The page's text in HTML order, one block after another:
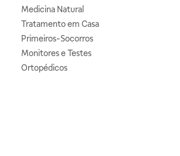
Medicina Natural
Tratamento em Casa
Primeiros-Socorros
Monitores e Testes
Ortopédicos